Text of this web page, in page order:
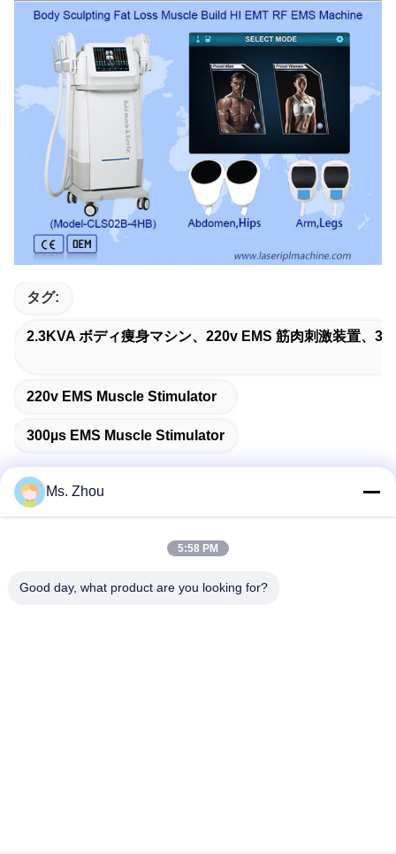
タグ:
2.3KVA ボディ痩身マシン、220v EMS 筋肉刺激装置、
220v EMS Muscle Stimulator
300µs EMS Muscle Stimulator
住所
Ms. Zhou
5:58 PM
Good day, what product are you looking for?